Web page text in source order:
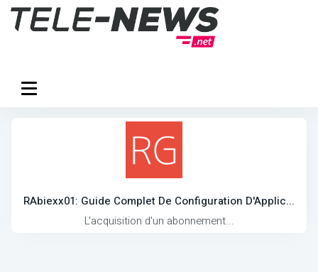
RAbiexx01: Guide Complet De Configuration D'Applic...
L'acquisition d'un abonnement...